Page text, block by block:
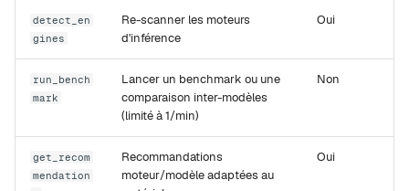
detect_en
gines
Re-scanner les moteurs
d'inférence
Oui
run_bench
mark
Lancer un benchmark ou une
comparaison inter-modèles
(limité à 1/min)
Non
get_recom
mendation
Recommandations
moteur/modèle adaptées au
Oui